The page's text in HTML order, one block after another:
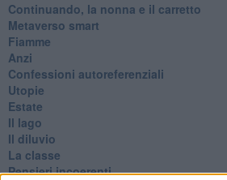
Continuando, la nonna e il carretto
Metaverso smart
Fiamme
Anzi
Confessioni autoreferenziali
Utopie
Estate
Il lago
Il diluvio
La classe
Pensieri incoerenti